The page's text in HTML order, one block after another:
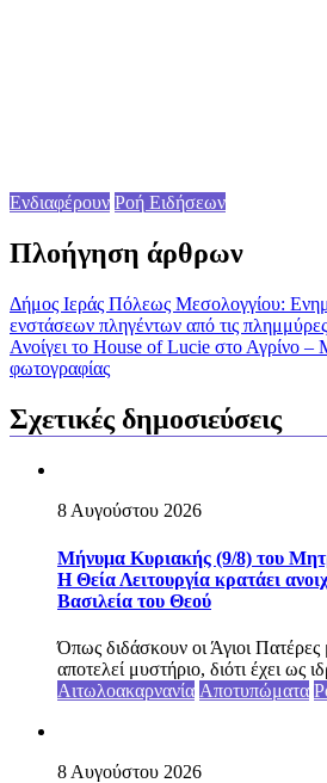
Ενδιαφέρουν Ροή Ειδήσεων
Πλοήγηση άρθρων
Δήμος Ιεράς Πόλεως Μεσολογγίου:
ενστάσεων πληγέντων από τις
Ανοίγει το House of Lucie στο Αγρίνο –
φωτογραφίας
Σχετικές δημοσιεύσεις
8 Αυγούστου 2026
Μήνυμα Κυριακής (9/8) του
Η Θεία Λειτουργία κρατάει
Βασιλεία του Θεού
Όπως διδάσκουν οι Άγιοι
αποτελεί μυστήριο, διότι έχει ως
Αιτωλοακαρνανία Αποτυπώματα
8 Αυγούστου 2026